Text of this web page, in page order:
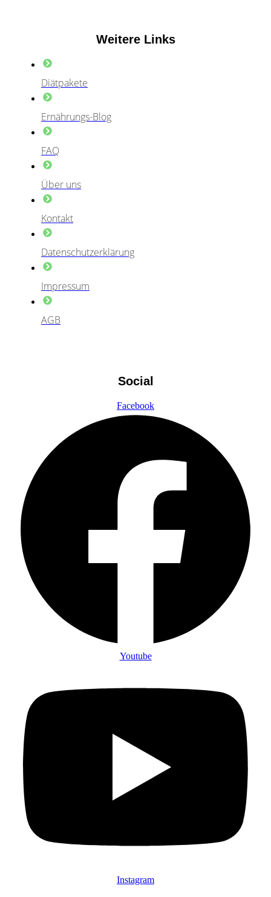
Weitere Links
Diätpakete
Ernährungs-Blog
FAQ
Über uns
Kontakt
Datenschutzerklärung
Impressum
AGB
Social
Facebook
Youtube
Instagram